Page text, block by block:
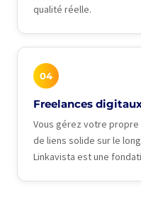
qualité réelle.
04
Freelances
Vous gérez votre
de liens solide sur le
Linkavista est une